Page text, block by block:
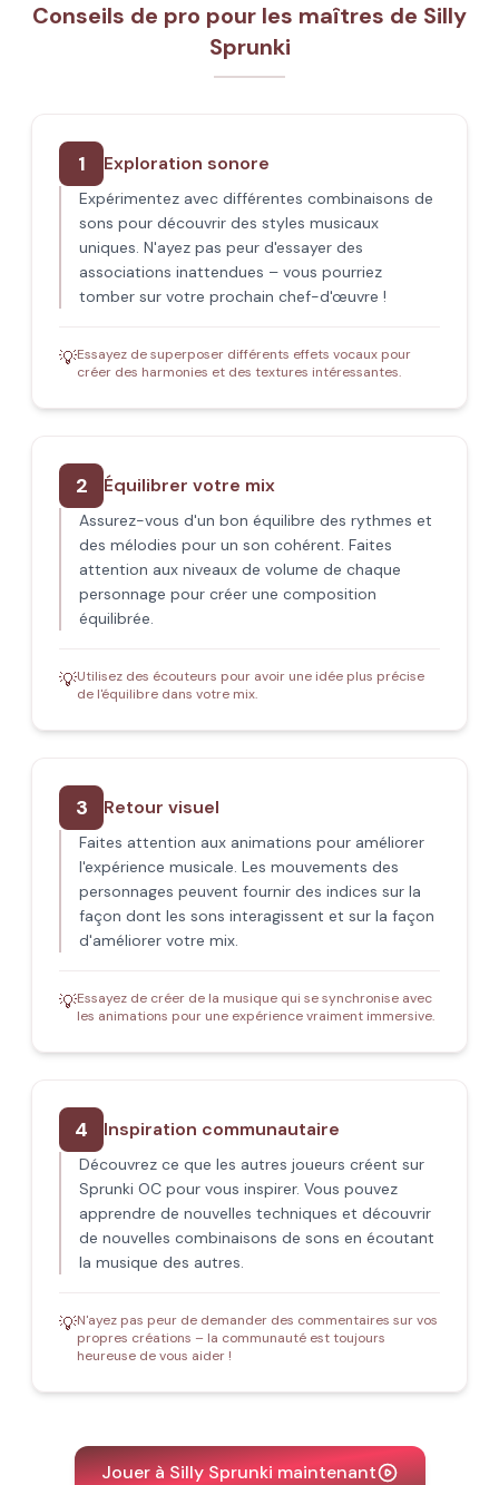
Conseils de pro pour les maîtres de Silly
Sprunki
1 Exploration sonore
Expérimentez avec différentes combinaisons de
sons pour découvrir des styles musicaux
uniques. N'ayez pas peur d'essayer des
associations inattendues – vous pourriez
tomber sur votre prochain chef-d'œuvre !
💡Essayez de superposer différents effets vocaux pour
créer des harmonies et des textures intéressantes.
2 Équilibrer votre mix
Assurez-vous d'un bon équilibre des rythmes et
des mélodies pour un son cohérent. Faites
attention aux niveaux de volume de chaque
personnage pour créer une composition
équilibrée.
💡Utilisez des écouteurs pour avoir une idée plus précise
de l'équilibre dans votre mix.
3 Retour visuel
Faites attention aux animations pour améliorer
l'expérience musicale. Les mouvements des
personnages peuvent fournir des indices sur la
façon dont les sons interagissent et sur la façon
d'améliorer votre mix.
💡Essayez de créer de la musique qui se synchronise avec
les animations pour une expérience vraiment immersive.
4 Inspiration communautaire
Découvrez ce que les autres joueurs créent sur
Sprunki OC pour vous inspirer. Vous pouvez
apprendre de nouvelles techniques et découvrir
de nouvelles combinaisons de sons en écoutant
la musique des autres.
💡N'ayez pas peur de demander des commentaires sur vos
propres créations – la communauté est toujours
heureuse de vous aider !
Jouer à Silly Sprunki maintenant